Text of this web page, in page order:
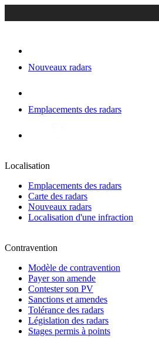
Nouveaux radars
Emplacements des radars
Localisation
Emplacements des radars
Carte des radars
Nouveaux radars
Localisation d'une infraction
Contravention
Modèle de contravention
Payer son amende
Contester son PV
Sanctions et amendes
Tolérance des radars
Législation des radars
Stages permis à points